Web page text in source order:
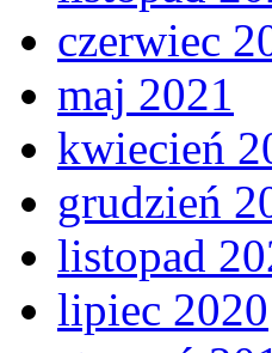
czerwiec
maj 2021
kwiecień
grudzień
listopad
lipiec 2020